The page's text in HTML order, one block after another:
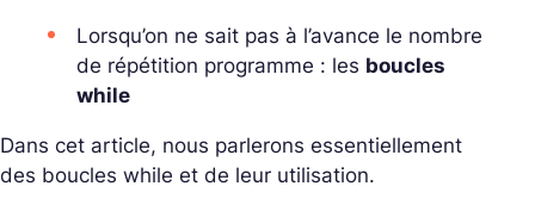
Lorsqu’on ne sait pas à l’avance le nombre
de répétition programme : les boucles
while
Dans cet article, nous parlerons essentiellement
des boucles while et de leur utilisation.